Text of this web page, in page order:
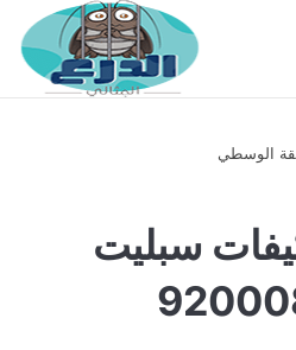
الوسطي
سبليت